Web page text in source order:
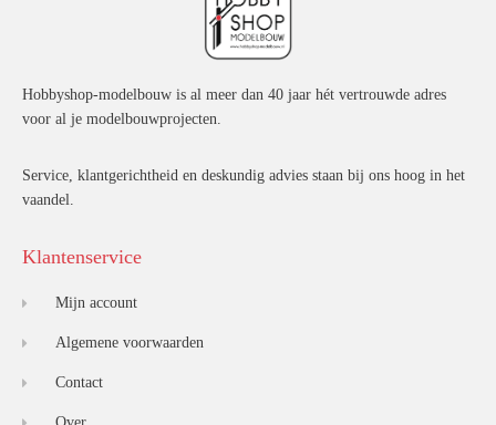
Hobbyshop-modelbouw is al meer dan 40 jaar hét vertrouwde adres
voor al je modelbouwprojecten.
Service, klantgerichtheid en deskundig advies staan bij ons hoog in het
vaandel.
Klantenservice
Mijn account
Algemene voorwaarden
Contact